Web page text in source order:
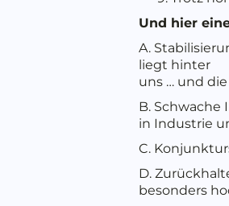
Und hier
A.
liegt hinter
uns … und
B.
in Industrie
C.
D.
besonders